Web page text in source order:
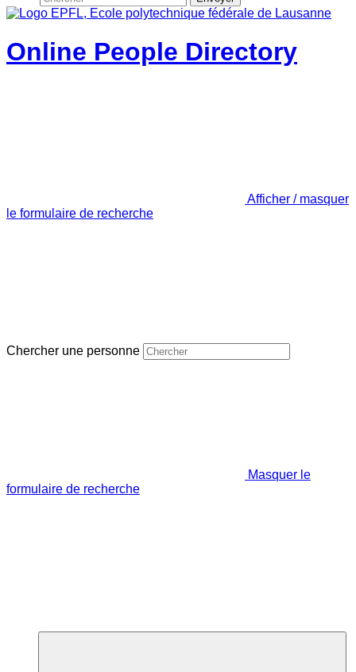
Online People Directory
Afficher / masquer
le formulaire de recherche
Chercher une personne
Masquer le
formulaire de recherche